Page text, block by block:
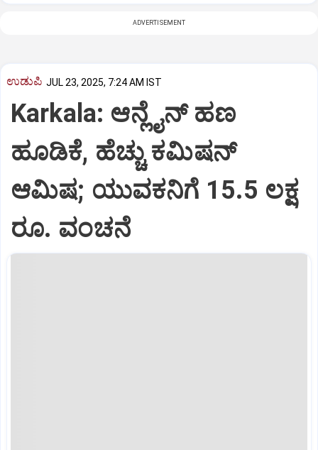
ADVERTISEMENT
ಉಡುಪಿ JUL 23, 2025, 7:24 AM IST
Karkala: ಆನ್ಲೈನ್‌ ಹಣ
ಹೂಡಿಕೆ, ಹೆಚ್ಚು ಕಮಿಷನ್‌
ಆಮಿಷ; ಯುವಕನಿಗೆ 15.5 ಲಕ್ಷ
ರೂ. ವಂಚನೆ